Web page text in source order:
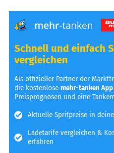
Schnell und einfach
vergleichen
Als offizieller Partner der
die kostenlosemehr-tanken
Preisprognosen und eine
Aktuelle Spritpreise in
Ladetarife vergleichen &
erfahren